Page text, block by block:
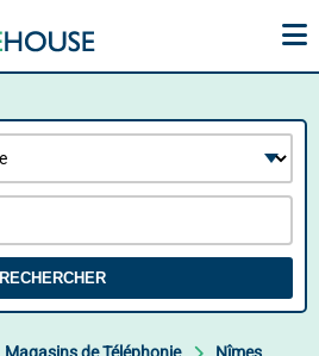
RECHERCHER